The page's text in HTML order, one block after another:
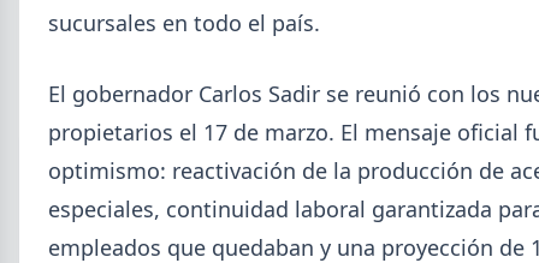
SUSCRIPCIÓN A SIDERDATO
Recibí el reporte semanal más actualizado de novedades
metalúrgicas directo a tu mail o celular.
sucursales en todo el país.
El gobernador Carlos Sadir se reunió con los
propietarios el 17 de marzo. El mensaje oficial
optimismo: reactivación de la producción de
especiales, continuidad laboral garantizada
empleados que quedaban y una proyección de